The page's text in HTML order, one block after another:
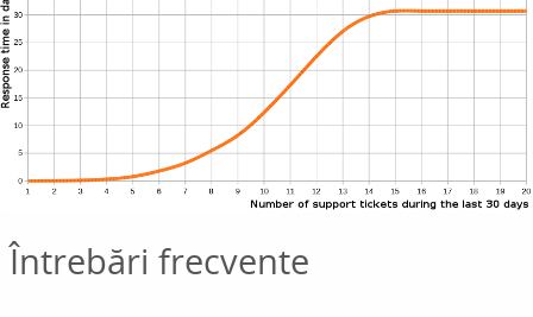
Întrebări frecvente